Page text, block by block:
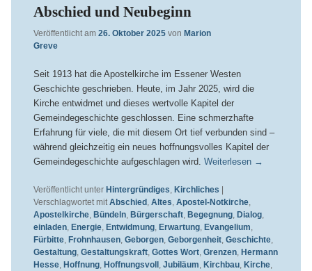
Abschied und Neubeginn
Veröffentlicht am 26. Oktober 2025 von Marion
Greve
Seit 1913 hat die Apostelkirche im Essener Westen
Geschichte geschrieben. Heute, im Jahr 2025, wird die
Kirche entwidmet und dieses wertvolle Kapitel der
Gemeindegeschichte geschlossen. Eine schmerzhafte
Erfahrung für viele, die mit diesem Ort tief verbunden sind –
während gleichzeitig ein neues hoffnungsvolles Kapitel der
Gemeindegeschichte aufgeschlagen wird. Weiterlesen →
Veröffentlicht unter Hintergründiges, Kirchliches
Verschlagwortet mit Abschied , Altes, Apostel-Notkirche,
Apostelkirche, Bündeln, Bürgerschaft, Begegnung, Dialog,
einladen, Energie, Entwidmung, Erwartung, Evangelium,
Fürbitte, Frohnhausen, Geborgen, Geborgenheit, Geschichte,
Gestaltung, Gestaltungskraft, Gottes Wort, Grenzen, Hermann
Hesse, Hoffnung, Hoffnungsvoll , Jubiläum, Kirchbau, Kirche,